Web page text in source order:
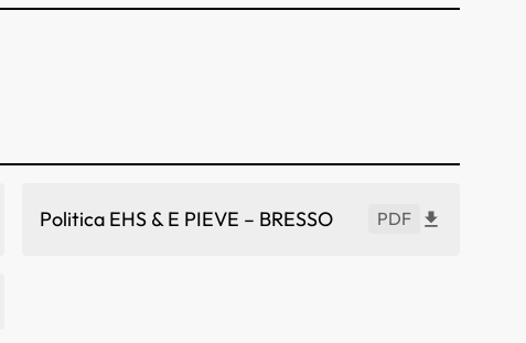
Politica EHS & E PIEVE – BRESSO PDF